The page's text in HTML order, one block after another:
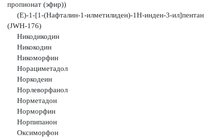
пропионат (эфир))
(Е)-1-[1-(Нафталин-1-илметилиден)-1Н-инден-3-ил]пентан
(JWH-176)
Никодикодин
Никокодин
Никоморфин
Норациметадол
Норкодеин
Норлеворфанол
Норметадон
Норморфин
Норпипанон
Оксиморфон